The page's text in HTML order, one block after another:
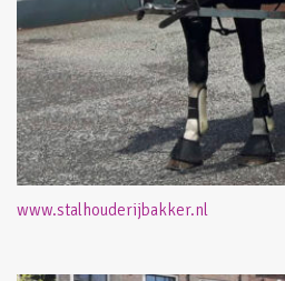
www.stalhouderijbakker.nl